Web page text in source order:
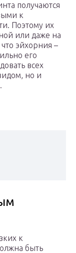
получаются
к
Поэтому их
или даже на
эйхорния –
его
всех
но и
к
быть